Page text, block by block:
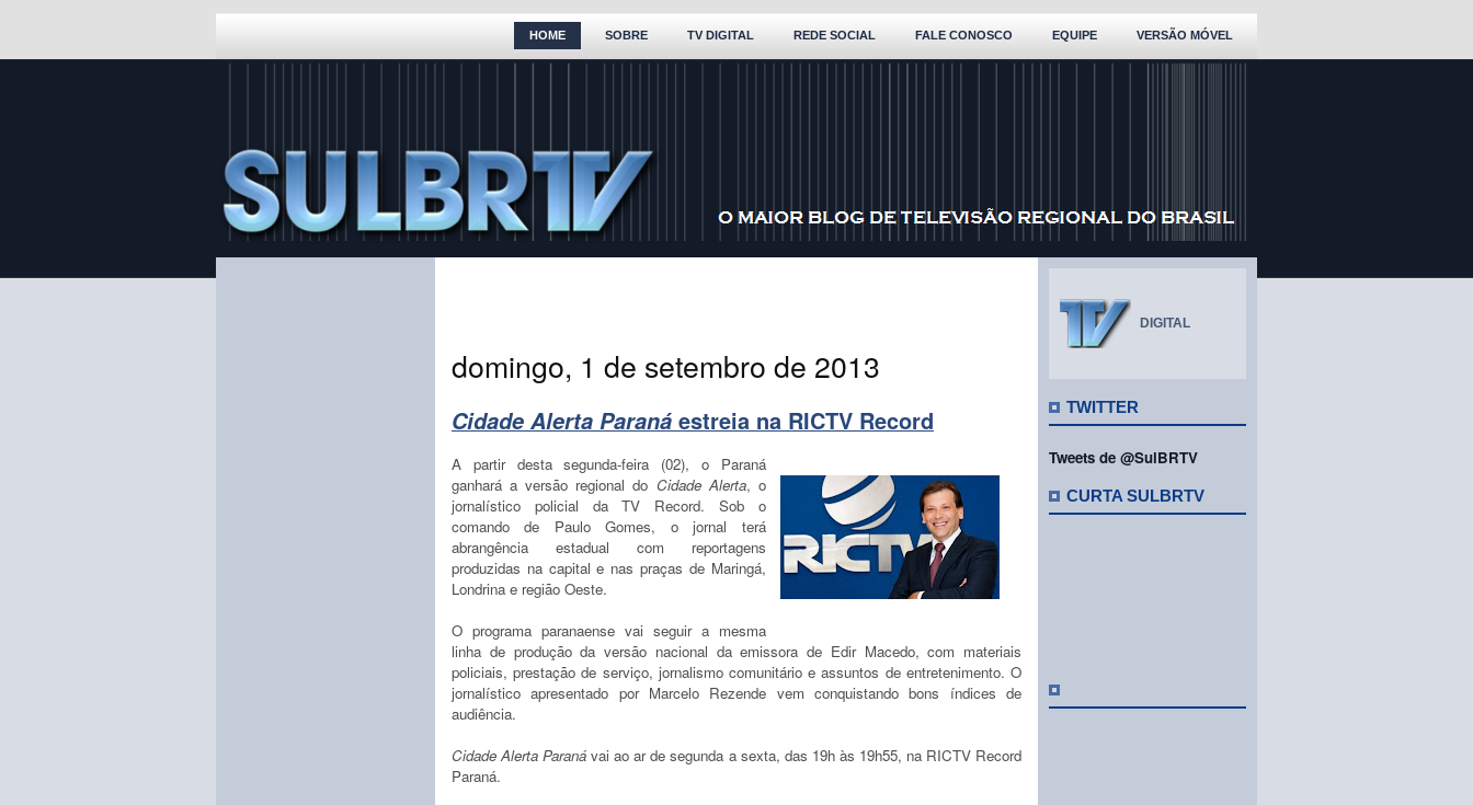
HOME SOBRE TV DIGITAL REDE SOCIAL FALE CONOSCO EQUIPE VERSÃO MÓVEL
domingo, 1 de setembro de 2013
Cidade Alerta Paraná estreia na RICTV Record
A partir desta segunda-feira (02), o Paraná
ganhará a versão regional do Cidade Alerta, o
jornalístico policial da TV Record. Sob o
comando de Paulo Gomes, o jornal terá
abrangência estadual com reportagens
produzidas na capital e nas praças de Maringá,
Londrina e região Oeste.
O programa paranaense vai seguir a mesma
linha de produção da versão nacional da emissora de Edir Macedo, com materiais
policiais, prestação de serviço, jornalismo comunitário e assuntos de entretenimento. O
jornalístico apresentado por Marcelo Rezende vem conquistando bons índices de
audiência.
Cidade Alerta Paraná vai ao ar de segunda a sexta, das 19h às 19h55, na RICTV Record
Paraná.
DIGITAL
TWITTER
Tweets de @SulBRTV
CURTA SULBRTV